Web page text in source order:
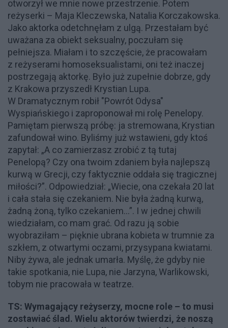
otworzył we mnie nowe przestrzenie. Potem
reżyserki – Maja Kleczewska, Natalia Korczakowska.
Jako aktorka odetchnęłam z ulgą. Przestałam być
uważana za obiekt seksualny, poczułam się
pełniejsza. Miałam i to szczęście, że pracowałam
z reżyserami homoseksualistami, oni też inaczej
postrzegają aktorkę. Było już zupełnie dobrze, gdy
z Krakowa przyszedł Krystian Lupa.
W Dramatycznym robił "Powrót Odysa"
Wyspiańskiego i zaproponował mi rolę Penelopy.
Pamiętam pierwszą próbę: ja stremowana, Krystian
zafundował wino. Byliśmy już wstawieni, gdy ktoś
zapytał: „A co zamierzasz zrobić z tą tutaj
Penelopą? Czy ona twoim zdaniem była najlepszą
kurwą w Grecji, czy faktycznie oddała się tragicznej
miłości?”. Odpowiedział: „Wiecie, ona czekała 20 lat
i cała stała się czekaniem. Nie była żadną kurwą,
żadną żoną, tylko czekaniem...”. I w jednej chwili
wiedziałam, co mam grać. Od razu ją sobie
wyobraziłam – pięknie ubrana kobieta w trumnie za
szkłem, z otwartymi oczami, przysypana kwiatami.
Niby żywa, ale jednak umarła. Myślę, że gdyby nie
takie spotkania, nie Lupa, nie Jarzyna, Warlikowski,
tobym nie pracowała w teatrze.
TS: Wymagający reżyserzy, mocne role – to musi
zostawiać ślad. Wielu aktorów twierdzi, że noszą